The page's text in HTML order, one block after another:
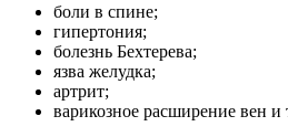
боли в спине;
гипертония;
болезнь Бехтерева;
язва желудка;
артрит;
варикозное расширение вен и